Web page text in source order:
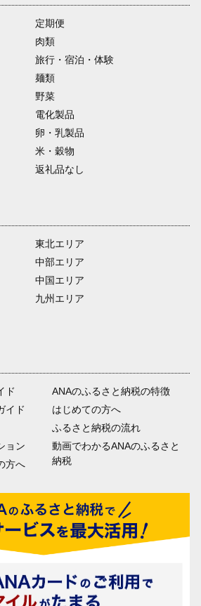
定期便
肉類
旅行・宿泊・体験
麺類
野菜
電化製品
卵・乳製品
米・穀物
返礼品なし
東北エリア
中部エリア
中国エリア
九州エリア
ド
イド
ョン
方へ
ANAのふるさと納税の特徴
はじめての方へ
ふるさと納税の流れ
動画でわかるANAのふるさと
納税